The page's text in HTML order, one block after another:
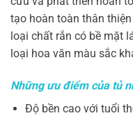
tạo hoàn toàn thân
loại chất rắn có bề mặt
loại hoa văn màu sắc
Những ưu điểm của tủ
Độ bền cao với tuổi